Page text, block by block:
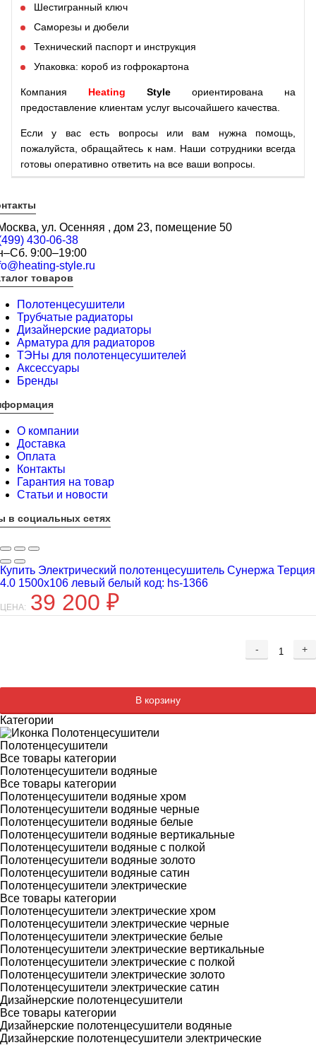
Шестигранный ключ
Саморезы и дюбели
Технический паспорт и инструкция
Упаковка: короб из гофрокартона
Компания Heating Style ориентирована на
предоставление клиентам услуг высочайшего качества.
Если у вас есть вопросы или вам нужна помощь,
пожалуйста, обращайтесь к нам. Наши сотрудники всегда
готовы оперативно ответить на все ваши вопросы.
ул. Осенняя , дом 23, помещение 50
430-06-38
9:00–19:00
style.ru
товаров
Полотенцесушители
Трубчатые радиаторы
Дизайнерские радиаторы
Арматура для радиаторов
ТЭНы для полотенцесушителей
Аксессуары
Бренды
О компании
Доставка
Оплата
Контакты
Гарантия на товар
Статьи и новости
в социальных сетях
Купить Электрический полотенцесушитель Сунержа Терция
4.0 1500х106 левый белый код: hs-1366
ЦЕНА: 39 200 ₽
- +
В корзину
Категории
Полотенцесушители
Все товары категории
Полотенцесушители водяные
Все товары категории
Полотенцесушители водяные хром
Полотенцесушители водяные черные
Полотенцесушители водяные белые
Полотенцесушители водяные вертикальные
Полотенцесушители водяные с полкой
Полотенцесушители водяные золото
Полотенцесушители водяные сатин
Полотенцесушители электрические
Все товары категории
Полотенцесушители электрические хром
Полотенцесушители электрические черные
Полотенцесушители электрические белые
Полотенцесушители электрические вертикальные
Полотенцесушители электрические с полкой
Полотенцесушители электрические золото
Полотенцесушители электрические сатин
Дизайнерские полотенцесушители
Все товары категории
Дизайнерские полотенцесушители водяные
Дизайнерские полотенцесушители электрические